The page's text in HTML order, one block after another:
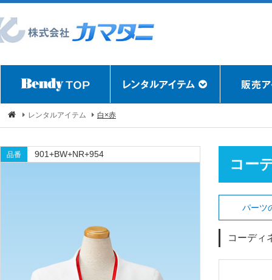
レンタルアイテム 白×赤
品番 901+BW+NR+954
コー
パーツ
コーディ